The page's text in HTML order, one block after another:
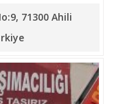
71300 Ahili